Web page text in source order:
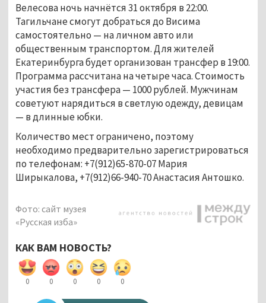
Велесова ночь начнётся 31 октября в 22:00.
Тагильчане смогут добраться до Висима
самостоятельно — на личном авто или
общественным транспортом. Для жителей
Екатеринбурга будет организован трансфер в 19:00.
Программа рассчитана на четыре часа. Стоимость
участия без трансфера — 1000 рублей. Мужчинам
советуют нарядиться в светлую одежду, девицам
— в длинные юбки.
Количество мест ограничено, поэтому
необходимо предварительно зарегистрироваться
по телефонам: +7(912)65-870-07 Мария
Ширыкалова, +7(912)66-940-70 Анастасия Антошко.
Фото: сайт музея
«Русская изба»
КАК ВАМ НОВОСТЬ?
0 0 0 0 0